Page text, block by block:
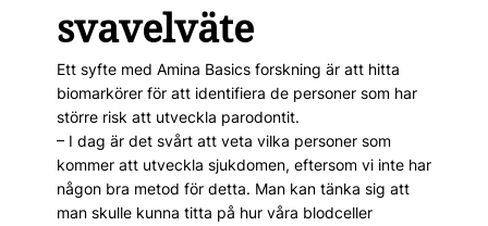
svavelväte
Ett syfte med Amina Basics forskning är att hitta
biomarkörer för att identifiera de personer som har
större risk att utveckla parodontit.
– I dag är det svårt att veta vilka personer som
kommer att utveckla sjukdomen, eftersom vi inte har
någon bra metod för detta. Man kan tänka sig att
man skulle kunna titta på hur våra blodceller